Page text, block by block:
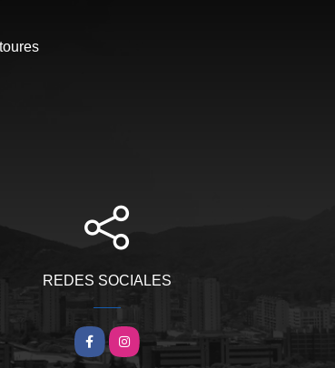
REDES SOCIALES
FacebookInstagram